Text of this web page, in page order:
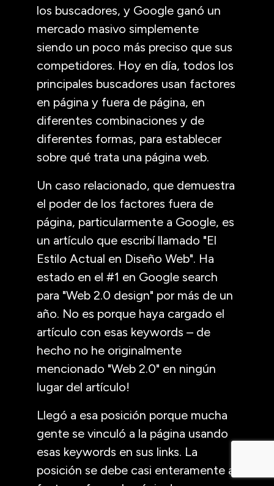
los buscadores, y Google ganó un
mercado masivo simplemente
siendo un poco más preciso que sus
competidores. Hoy en día, todos los
principales buscadores usan factores
en página y fuera de página, en
diferentes combinaciones y de
diferentes formas, para establecer
sobre qué trata una página web.
Un caso relacionado, que demuestra
el poder de los factores fuera de
página, particularmente a Google, es
un artículo que escribí llamado "El
Estilo Actual en Diseño Web". Ha
estado en el #1 en Google search
para "Web 2.0 design" por más de un
año. No es porque haya cargado el
artículo con esas keywords – de
hecho no he originalmente
mencionado "Web 2.0" en ningún
lugar del artículo!
Llegó a esa posición porque mucha
gente se vinculó a la página usando
esas keywords en sus links. La
posición se debe casi enteramente a